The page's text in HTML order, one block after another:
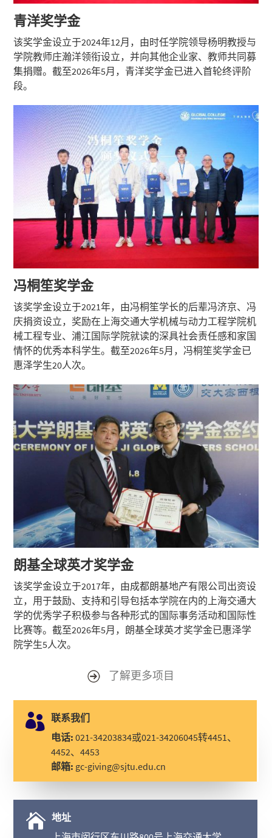
青洋奖学金
该奖学金设立于2024年12月，由时任学院领导杨明教授与
学院教师庄瀚洋领衔设立，并向其他企业家、教师共同募
集捐赠。截至2026年5月，青洋奖学金已进入首轮终评阶
段。
冯桐笙奖学金
该奖学金设立于2021年，由冯桐笙学长的后辈冯济京、冯
庆捐资设立，奖励在上海交通大学机械与动力工程学院机
械工程专业、浦江国际学院就读的深具社会责任感和家国
情怀的优秀本科学生。截至2026年5月，冯桐笙奖学金已
惠泽学生20人次。
朗基全球英才奖学金
该奖学金设立于2017年，由成都朗基地产有限公司出资设
立，用于鼓励、支持和引导包括本学院在内的上海交通大
学的优秀学子积极参与各种形式的国际事务活动和国际性
比赛等。截至2026年5月，朗基全球英才奖学金已惠泽学
院学生5人次。
了解更多项目
 联系我们
电话: 021-34203834或021-34206045转4451、
4452、4453
邮箱: gc-giving@sjtu.edu.cn
 地址